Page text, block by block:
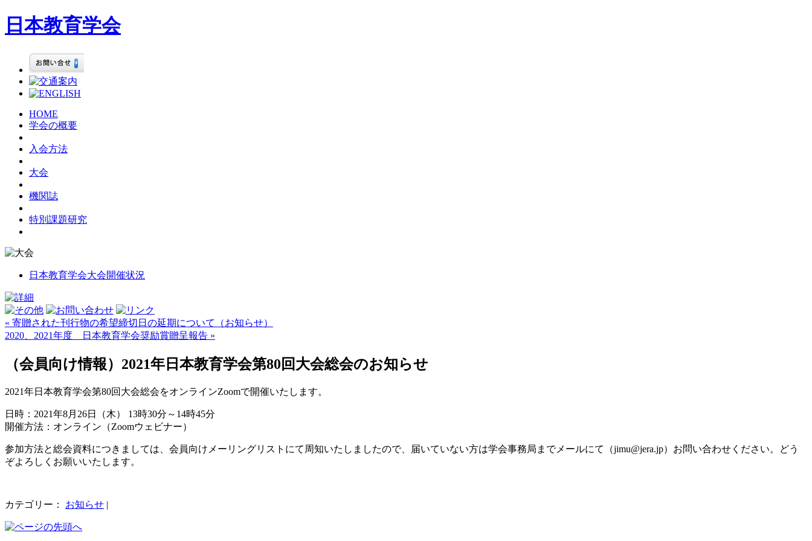
日本教育学会
HOME
学会の概要
入会方法
大会
機関誌
特別課題研究
日本教育学会大会開催状況
« 寄贈された刊行物の希望締切日の延期について（お知らせ）
2020、2021年度 日本教育学会奨励賞贈呈報告 »
（会員向け情報）2021年日本教育学会第80回大会総会のお知らせ
2021年日本教育学会第80回大会総会をオンラインZoomで開催いたします。
日時：2021年8月26日（木） 13時30分～14時45分
開催方法：オンライン（Zoomウェビナー）
参加方法と総会資料につきましては、会員向けメーリングリストにて周知いたしましたので、届いていない方は学会事務局までメールにて（jimu@jera.jp）お問い合わせください。どう
ぞよろしくお願いいたします。
カテゴリー： お知らせ |